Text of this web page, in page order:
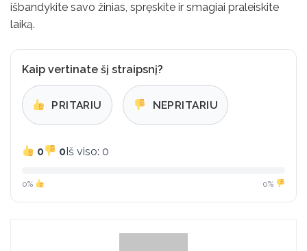
išbandykite savo žinias, spręskite ir smagiai praleiskite
laiką.
Kaip vertinate šį straipsnį?
PRITARIU NEPRITARIU
0 0Iš viso: 0
0% 0%